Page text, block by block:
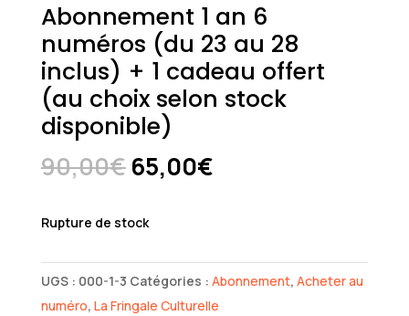
Abonnement 1 an 6
numéros (du 23 au 28
inclus) + 1 cadeau offert
(au choix selon stock
disponible)
90,00€ Le
initial
était :
90,00€.
65,00€Le
est :
65,00€.
Rupture de stock
UGS : 000-1-3 Catégories : Abonnement, Acheter au
numéro, La Fringale Culturelle